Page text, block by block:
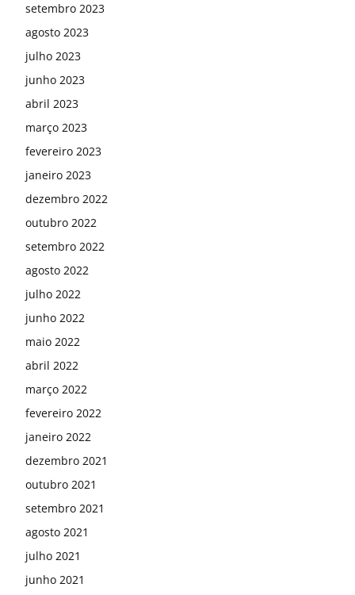
setembro 2023
agosto 2023
julho 2023
junho 2023
abril 2023
março 2023
fevereiro 2023
janeiro 2023
dezembro 2022
outubro 2022
setembro 2022
agosto 2022
julho 2022
junho 2022
maio 2022
abril 2022
março 2022
fevereiro 2022
janeiro 2022
dezembro 2021
outubro 2021
setembro 2021
agosto 2021
julho 2021
junho 2021